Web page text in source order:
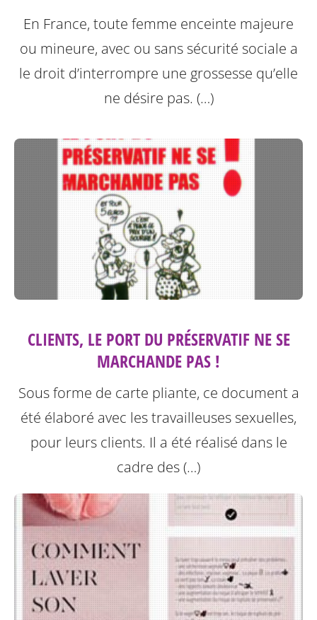
En France, toute femme enceinte majeure
ou mineure, avec ou sans sécurité sociale a
le droit d’interrompre une grossesse qu’elle
ne désire pas. (…)
CLIENTS, LE PORT DU PRÉSERVATIF NE SE
MARCHANDE PAS !
Sous forme de carte pliante, ce document a
été élaboré avec les travailleuses sexuelles,
pour leurs clients. Il a été réalisé dans le
cadre des (…)